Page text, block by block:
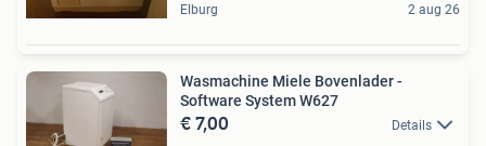
Elburg 2 aug 26
Wasmachine Miele Bovenlader -
Software System W627
€ 7,00 Details